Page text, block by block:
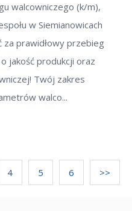
walcowniczego (k/m),
w Siemianowicach
za prawidłowy przebieg
jakość produkcji oraz
Twój zakres
walco...
4 5 6 >>